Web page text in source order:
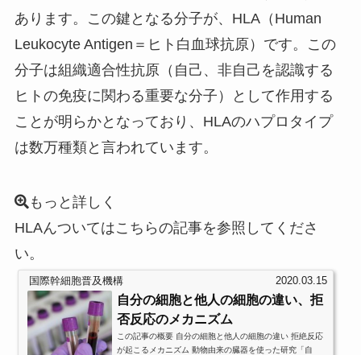
あります。この鍵となる分子が、 HLA（Human
Leukocyte Antigen＝ヒト白血球抗原）です。この
分子は組織適合性抗原（自己、非自己を認識する
ヒトの免疫に関わる重要な分子）として作用する
ことが明らかとなっており、HLAのハプロタイプ
は数万種類と言われています。
もっと詳しく
HLAんついてはこちらの記事を参照してくださ
い。
国際幹細胞普及機構 2020.03.15
自分の細胞と他人の細胞の違い、拒
否反応のメカニズム
この記事の概要 自分の細胞と他人の細胞の違い 拒絶反応
が起こるメカニズム 動物由来の臓器を使った研究「自